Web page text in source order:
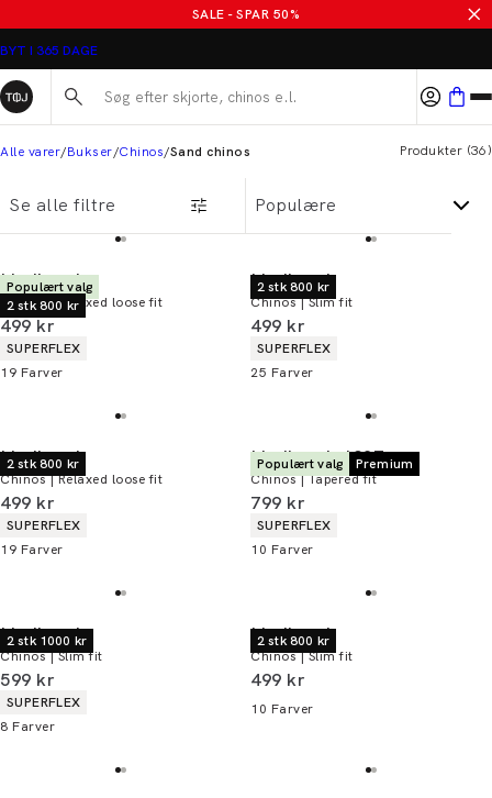
Sandfarvede chinos til mændSALE - SPAR 50%
Søg her...
Alle varer Bukser Chinos Sand chinos Produkter (36)
Se alle filtre
Populært valg
2 stk 800 kr
Lindbergh
Chinos | Relaxed loose fit
I alt (inkl. rabat)
499 kr
Produkt egenskaber
SUPERFLEX
19 Farver
2 stk 800 kr
Lindbergh
Chinos | Slim fit
I alt (inkl. rabat)
499 kr
Produkt egenskaber
SUPERFLEX
25 Farver
2 stk 800 kr
Lindbergh
Chinos | Relaxed loose fit
I alt (inkl. rabat)
499 kr
Produkt egenskaber
SUPERFLEX
19 Farver
Populært valg Premium
Lindbergh 1927
Chinos | Tapered fit
I alt (inkl. rabat)
799 kr
Produkt egenskaber
SUPERFLEX
10 Farver
2 stk 1000 kr
Lindbergh
Chinos | Slim fit
I alt (inkl. rabat)
599 kr
Produkt egenskaber
SUPERFLEX
8 Farver
2 stk 800 kr
Lindbergh
Chinos | Slim fit
I alt (inkl. rabat)
499 kr
10 Farver